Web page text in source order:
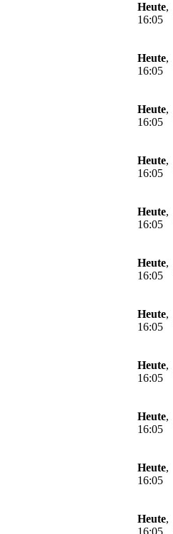
Heute,
16:05
Heute,
16:05
Heute,
16:05
Heute,
16:05
Heute,
16:05
Heute,
16:05
Heute,
16:05
Heute,
16:05
Heute,
16:05
Heute,
16:05
Heute,